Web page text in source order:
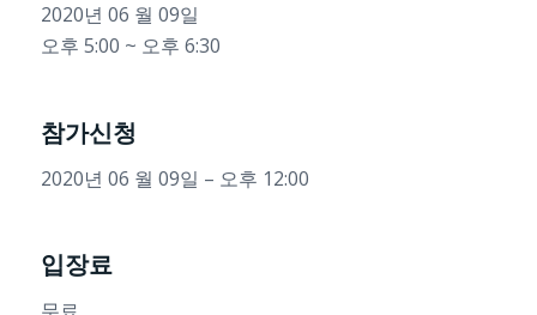
2020년 06 월 09일
오후 5:00 ~ 오후 6:30
참가신청
2020년 06 월 09일 – 오후 12:00
입장료